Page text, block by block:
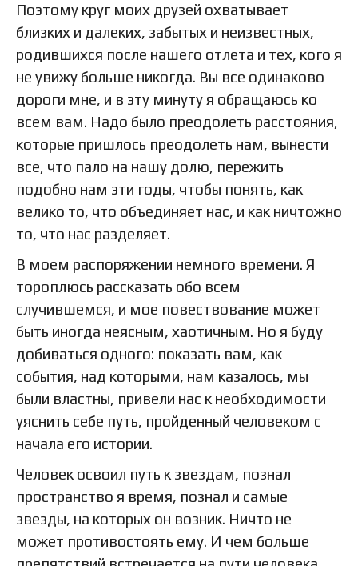
Поэтому круг моих друзей охватывает
близких и далеких, забытых и неизвестных,
родившихся после нашего отлета и тех, кого я
не увижу больше никогда. Вы все одинаково
дороги мне, и в эту минуту я обращаюсь ко
всем вам. Надо было преодолеть расстояния,
которые пришлось преодолеть нам, вынести
все, что пало на нашу долю, пережить
подобно нам эти годы, чтобы понять, как
велико то, что объединяет нас, и как ничтожно
то, что нас разделяет.
В моем распоряжении немного времени. Я
тороплюсь рассказать обо всем
случившемся, и мое повествование может
быть иногда неясным, хаотичным. Но я буду
добиваться одного: показать вам, как
события, над которыми, нам казалось, мы
были властны, привели нас к необходимости
уяснить себе путь, пройденный человеком с
начала его истории.
Человек освоил путь к звездам, познал
пространство я время, познал и самые
звезды, на которых он возник. Ничто не
может противостоять ему. И чем больше